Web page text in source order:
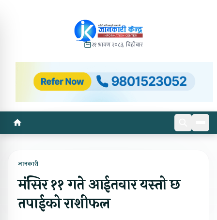
२१ श्रावण २०८३, बिहीबार
जानकारी
मंसिर ११ गते आईतवार यस्तो छ
तपाईको राशीफल